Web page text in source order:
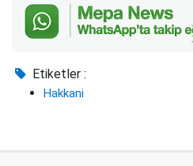
Etiketler :
Hakkani